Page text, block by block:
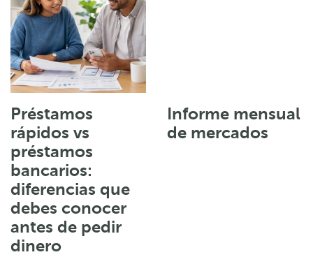
Préstamos
rápidos vs
préstamos
bancarios:
diferencias que
debes conocer
antes de pedir
dinero
Informe mensual
de mercados